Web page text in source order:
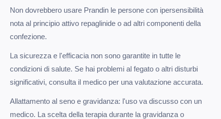
Non dovrebbero usare Prandin le persone con ipersensibilità
nota al principio attivo repaglinide o ad altri componenti della
confezione.
La sicurezza e l'efficacia non sono garantite in tutte le
condizioni di salute. Se hai problemi al fegato o altri disturbi
significativi, consulta il medico per una valutazione accurata.
Allattamento al seno e gravidanza: l'uso va discusso con un
medico. La scelta della terapia durante la gravidanza o